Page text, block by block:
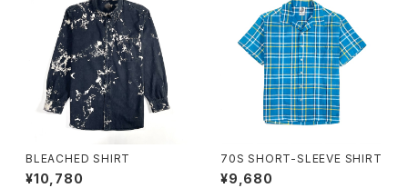
BLEACHED SHIRT
¥10,780
70S SHORT-SLEEVE SHIRT
¥9,680